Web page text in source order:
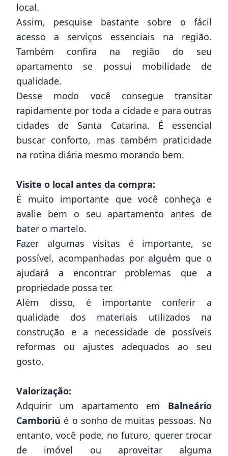
local.
Assim, pesquise bastante sobre o fácil
acesso a serviços essenciais na região.
Também confira na região do seu
apartamento se possui mobilidade de
qualidade.
Desse modo você consegue transitar
rapidamente por toda a cidade e para outras
cidades de Santa Catarina. É essencial
buscar conforto, mas também praticidade
na rotina diária mesmo morando bem.
Visite o local antes da compra:
É muito importante que você conheça e
avalie bem o seu apartamento antes de
bater o martelo.
Fazer algumas visitas é importante, se
possível, acompanhadas por alguém que o
ajudará a encontrar problemas que a
propriedade possa ter.
Além disso, é importante conferir a
qualidade dos materiais utilizados na
construção e a necessidade de possíveis
reformas ou ajustes adequados ao seu
gosto.
Valorização:
Adquirir um apartamento em Balneário
Camboriú é o sonho de muitas pessoas. No
entanto, você pode, no futuro, querer trocar
de imóvel ou aproveitar alguma